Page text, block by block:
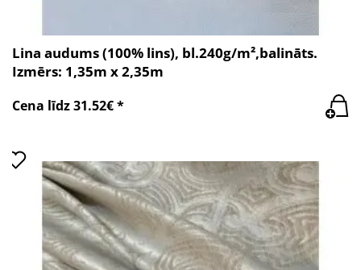
Lina audums (100% lins), bl.240g/m²,balināts.
Izmērs: 1,35m x 2,35m
Cena līdz 31.52€ *